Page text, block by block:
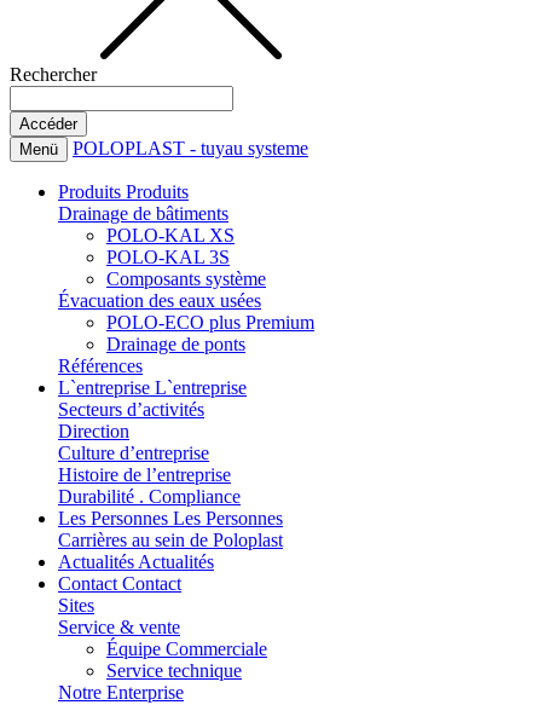
Rechercher
Menü POLOPLAST - tuyau systeme
Produits Produits
Drainage de bâtiments
POLO-KAL XS
POLO-KAL 3S
Composants système
Évacuation des eaux usées
POLO-ECO plus Premium
Drainage de ponts
Références
L`entreprise L`entreprise
Secteurs d’activités
Direction
Culture d’entreprise
Histoire de l’entreprise
Durabilité . Compliance
Les Personnes Les Personnes
Carrières au sein de Poloplast
Actualités Actualités
Contact Contact
Sites
Service & vente
Équipe Commerciale
Service technique
Notre Enterprise